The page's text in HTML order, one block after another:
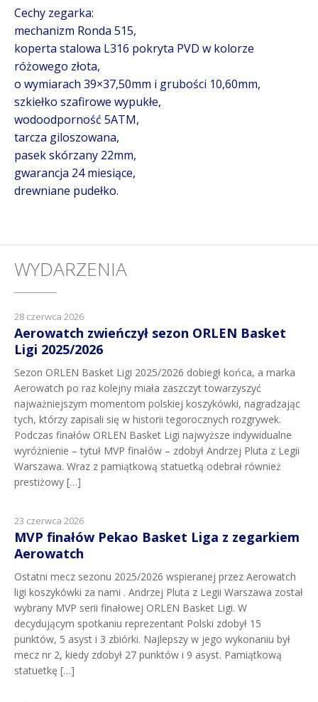
Cechy zegarka:
mechanizm Ronda 515,
koperta stalowa L316 pokryta PVD w kolorze
różowego złota,
o wymiarach 39×37,50mm i grubości 10,60mm,
szkiełko szafirowe wypukłe,
wodoodporność 5ATM,
tarcza giloszowana,
pasek skórzany 22mm,
gwarancja 24 miesiące,
drewniane pudełko.
WYDARZENIA
28 czerwca 2026
Aerowatch zwieńczył sezon ORLEN Basket
Ligi 2025/2026
Sezon ORLEN Basket Ligi 2025/2026 dobiegł końca, a marka
Aerowatch po raz kolejny miała zaszczyt towarzyszyć
najważniejszym momentom polskiej koszykówki, nagradzając
tych, którzy zapisali się w historii tegorocznych rozgrywek.
Podczas finałów ORLEN Basket Ligi najwyższe indywidualne
wyróżnienie – tytuł MVP finałów – zdobył Andrzej Pluta z Legii
Warszawa. Wraz z pamiątkową statuetką odebrał również
prestiżowy […]
23 czerwca 2026
MVP finałów Pekao Basket Liga z zegarkiem
Aerowatch
Ostatni mecz sezonu 2025/2026 wspieranej przez Aerowatch
ligi koszykówki za nami . Andrzej Pluta z Legii Warszawa został
wybrany MVP serii finałowej ORLEN Basket Ligi. W
decydującym spotkaniu reprezentant Polski zdobył 15
punktów, 5 asyst i 3 zbiórki. Najlepszy w jego wykonaniu był
mecz nr 2, kiedy zdobył 27 punktów i 9 asyst. Pamiątkową
statuetkę […]